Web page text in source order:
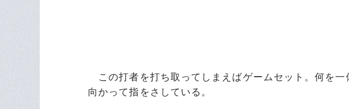
この打者を打ち取ってしまえばゲームセット。何を
向かって指をさしている。